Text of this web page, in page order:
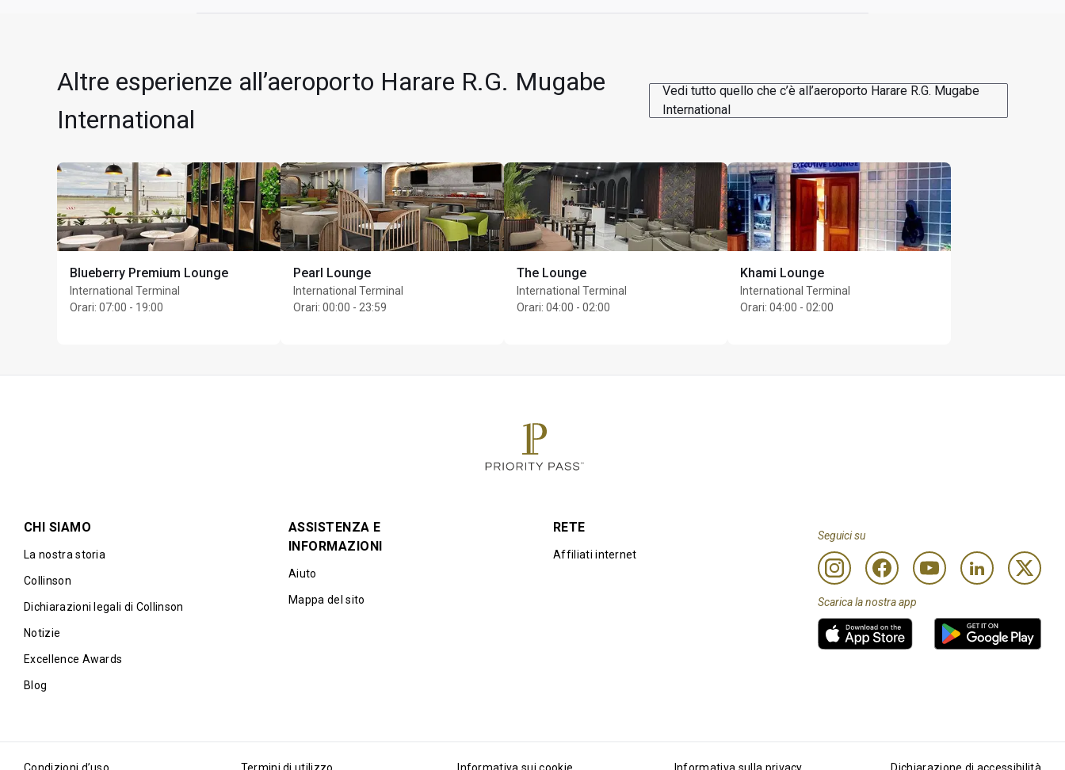
Altre esperienze all’aeroporto Harare R.G. Mugabe
International
Vedi tutto quello che c’è all’aeroporto Harare R.G. Mugabe
International
Blueberry Premium Lounge
International Terminal
Orari: 07:00 - 19:00
Pearl Lounge
International Terminal
Orari: 00:00 - 23:59
The Lounge
International Terminal
Orari: 04:00 - 02:00
Khami Lounge
International Terminal
Orari: 04:00 - 02:00
CHI SIAMO
La nostra storia
Collinson
Dichiarazioni legali di Collinson
Notizie
Excellence Awards
Blog
ASSISTENZA E
INFORMAZIONI
Aiuto
Mappa del sito
RETE
Affiliati internet
Seguici su
Scarica la nostra app